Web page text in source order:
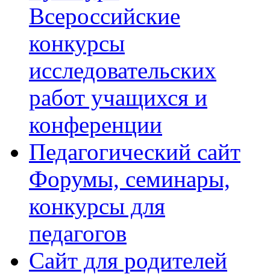
Всероссийские
конкурсы
исследовательских
работ учащихся и
конференции
Педагогический сайт
Форумы, семинары,
конкурсы для
педагогов
Сайт для родителей